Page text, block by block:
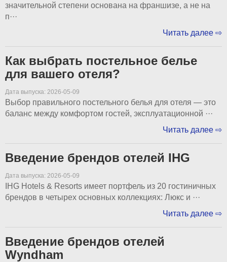
значительной степени основана на франшизе, а не на
п···
Читать далее ⇨
Как выбрать постельное белье
для вашего отеля?
Дата выпуска: 2026-05-09
Выбор правильного постельного белья для отеля — это
баланс между комфортом гостей, эксплуатационной ···
Читать далее ⇨
Введение брендов отелей IHG
Дата выпуска: 2026-05-09
IHG Hotels & Resorts имеет портфель из 20 гостиничных
брендов в четырех основных коллекциях: Люкс и ···
Читать далее ⇨
Введение брендов отелей
Wyndham